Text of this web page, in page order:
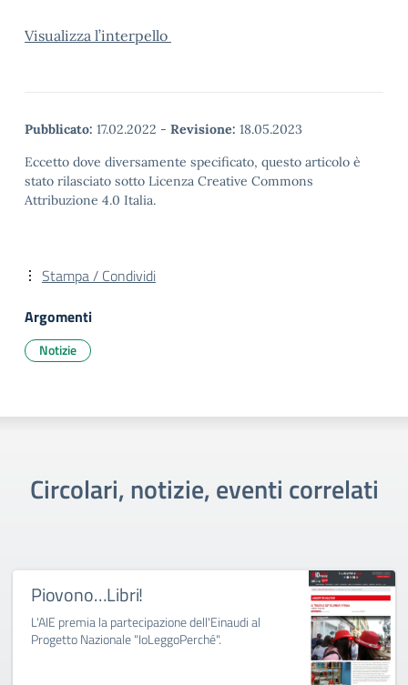
Visualizza l’interpello
Pubblicato: 17.02.2022 - Revisione: 18.05.2023
Eccetto dove diversamente specificato, questo articolo è
stato rilasciato sotto Licenza Creative Commons
Attribuzione 4.0 Italia.
Stampa / Condividi
Argomenti
Notizie
Circolari, notizie, eventi correlati
Piovono…Libri!
L'AIE premia la partecipazione dell'Einaudi al
Progetto Nazionale "IoLeggoPerché".